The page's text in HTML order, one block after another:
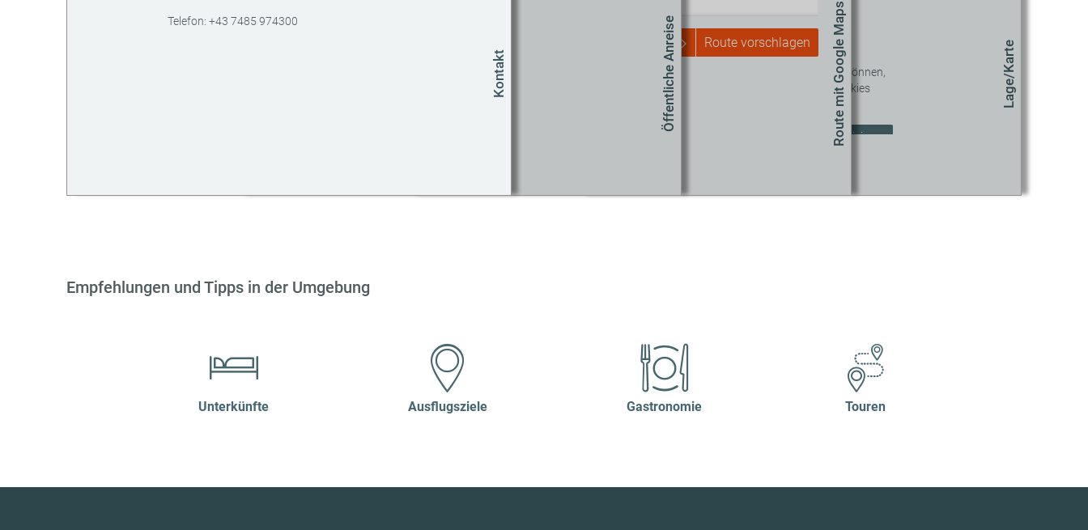
Kontakt
Telefon: +43 7485 974300 Öffentliche Anreise Route mit Google Maps
Route vorschlagen Lage/Karte
Um diesen Inhalt sehen zu können,
müssen Sie unseren Cookies
Cookie-Einstellungen aktualisieren
Empfehlungen und Tipps in der Umgebung
Unterkünfte Ausflugsziele Gastronomie Touren